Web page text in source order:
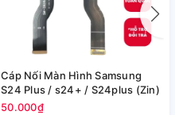
Cáp Nối Màn Hình Samsung
S24 Plus / s24+ / S24plus (Zin)
50.000₫